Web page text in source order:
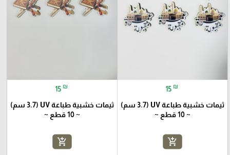
15 ₪
ثيمات خشبية طباعة UV (3.7 سم)
~ 10 قطع ~
add_shopping_cart
15 ₪
ثيمات خشبية طباعة UV (3.7 سم)
~ 10 قطع ~
add_shopping_cart